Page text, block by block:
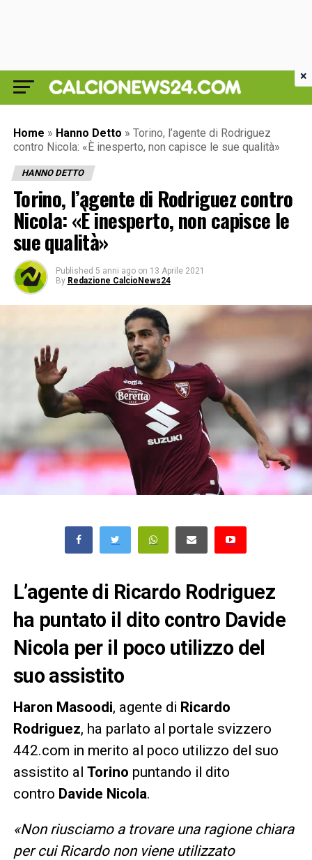
Home » Hanno Detto » Torino, l’agente di Rodriguez
contro Nicola: «È inesperto, non capisce le sue qualità»
HANNO DETTO
Torino, l’agente di Rodriguez contro
Nicola: «È inesperto, non capisce le
sue qualità»
Published 5 anni ago on 13 Aprile 2021
By Redazione CalcioNews24
L’agente di Ricardo Rodriguez
ha puntato il dito contro Davide
Nicola per il poco utilizzo del
suo assistito
Haron Masoodi, agente di Ricardo
Rodriguez, ha parlato al portale svizzero
442.com in merito al poco utilizzo del suo
assistito al Torino puntando il dito
contro Davide Nicola.
«Non riusciamo a trovare una ragione chiara
per cui Ricardo non viene utilizzato
×